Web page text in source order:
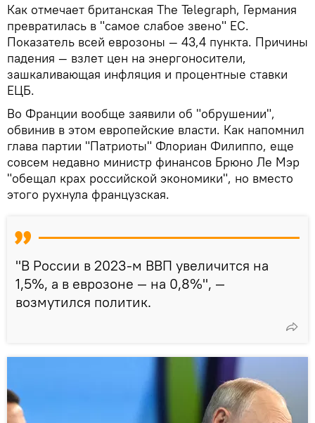
Как отмечает британская The Telegraph, Германия
превратилась в "самое слабое звено" ЕС.
Показатель всей еврозоны — 43,4 пункта. Причины
падения — взлет цен на энергоносители,
зашкаливающая инфляция и процентные ставки
ЕЦБ.
Во Франции вообще заявили об "обрушении",
обвинив в этом европейские власти. Как напомнил
глава партии "Патриоты" Флориан Филиппо, еще
совсем недавно министр финансов Брюно Ле Мэр
"обещал крах российской экономики", но вместо
этого рухнула французская.
"В России в 2023-м ВВП увеличится на
1,5%, а в еврозоне — на 0,8%", —
возмутился политик.